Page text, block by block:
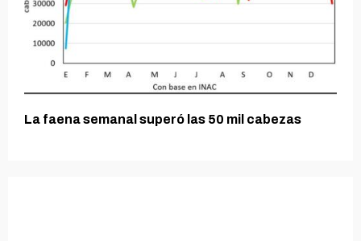
La faena semanal superó las 50 mil cabezas